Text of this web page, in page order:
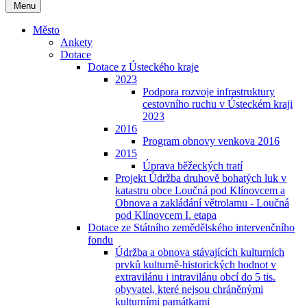
Menu
Město
Ankety
Dotace
Dotace z Ústeckého kraje
2023
Podpora rozvoje infrastruktury
cestovního ruchu v Ústeckém kraji
2023
2016
Program obnovy venkova 2016
2015
Úprava běžeckých tratí
Projekt Údržba druhově bohatých luk v
katastru obce Loučná pod Klínovcem a
Obnova a zakládání větrolamu - Loučná
pod Klínovcem I. etapa
Dotace ze Státního zemědělského intervenčního
fondu
Údržba a obnova stávajících kulturních
prvků kulturně-historických hodnot v
extravilánu i intravilánu obcí do 5 tis.
obyvatel, které nejsou chráněnými
kulturními památkami